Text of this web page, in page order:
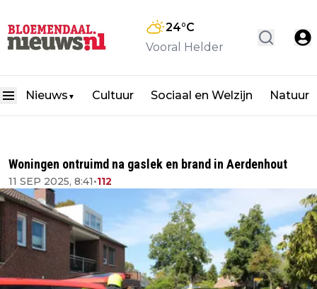
24°C
Vooral Helder
Nieuws ▼ Cultuur Sociaal en Welzijn Natuur
Woningen ontruimd na gaslek en brand in Aerdenhout
11 SEP 2025, 8:41•112